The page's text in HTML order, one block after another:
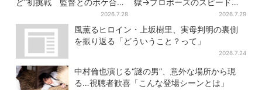
2026.7.28
に視聴者驚き「横沢さんだけ
怒涛すぎる」
2026.7.29
風薫るヒロイン・上坂樹里、実母判明の裏側
を振り返る「どういうこと？って」
2026.7.24
中村倫也演じる“謎の男”、意外な場所から現
る…視聴者歓喜「こんな登場シーンとは」